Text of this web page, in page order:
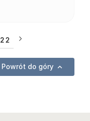
22
Powrót do góry 